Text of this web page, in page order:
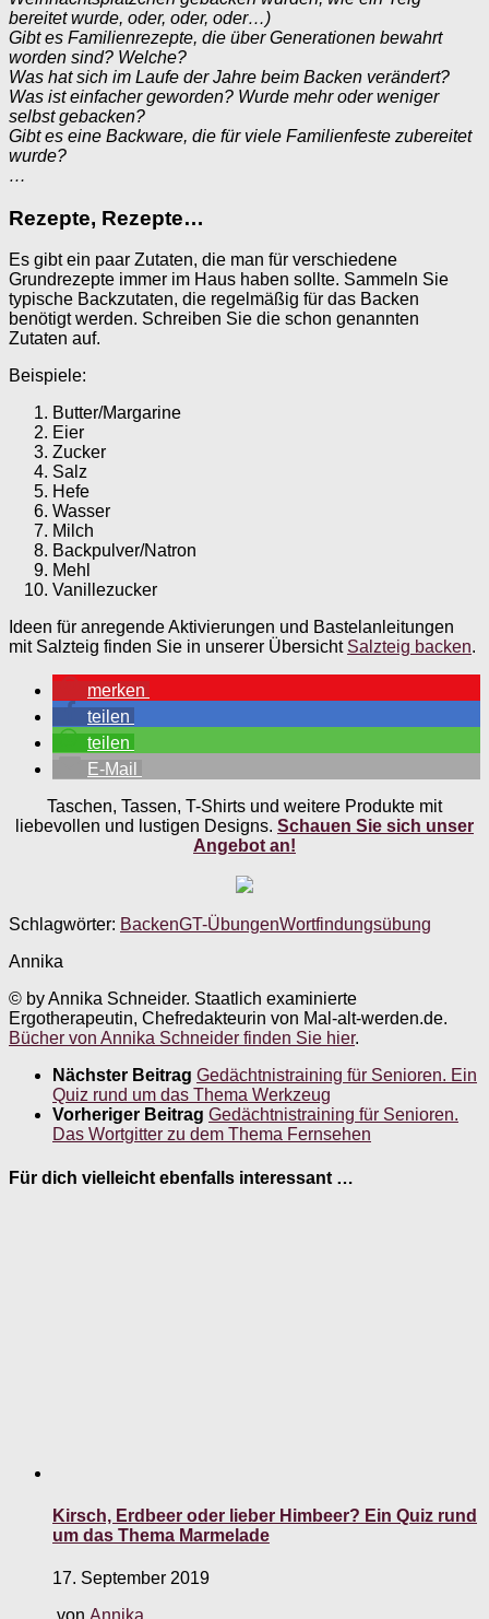
bereitet wurde, oder, oder, oder…)
Gibt es Familienrezepte, die über Generationen bewahrt
worden sind? Welche?
Was hat sich im Laufe der Jahre beim Backen verändert?
Was ist einfacher geworden? Wurde mehr oder weniger
selbst gebacken?
Gibt es eine Backware, die für viele Familienfeste zubereitet
wurde?
…
Rezepte, Rezepte…
Es gibt ein paar Zutaten, die man für verschiedene
Grundrezepte immer im Haus haben sollte. Sammeln Sie
typische Backzutaten, die regelmäßig für das Backen
benötigt werden. Schreiben Sie die schon genannten
Zutaten auf.
Beispiele:
Butter/Margarine
Eier
Zucker
Salz
Hefe
Wasser
Milch
Backpulver/Natron
Mehl
Vanillezucker
Ideen für anregende Aktivierungen und Bastelanleitungen
mit Salzteig finden Sie in unserer Übersicht Salzteig backen.
merken
teilen
teilen
E-Mail
Taschen, Tassen, T-Shirts und weitere Produkte mit
liebevollen und lustigen Designs. Schauen Sie sich unser
Angebot an!
Schlagwörter: BackenGT-ÜbungenWortfindungsübung
Annika
© by Annika Schneider. Staatlich examinierte
Ergotherapeutin, Chefredakteurin von Mal-alt-werden.de.
Bücher von Annika Schneider finden Sie hier.
Nächster Beitrag Gedächtnistraining für Senioren. Ein
Quiz rund um das Thema Werkzeug
Vorheriger Beitrag Gedächtnistraining für Senioren.
Das Wortgitter zu dem Thema Fernsehen
Für dich vielleicht ebenfalls interessant …
Kirsch, Erdbeer oder lieber Himbeer? Ein Quiz rund
um das Thema Marmelade
17. September 2019